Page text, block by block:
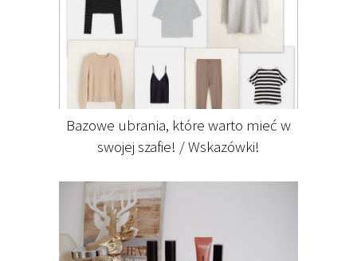
Bazowe ubrania, które warto mieć w
swojej szafie! / Wskazówki!